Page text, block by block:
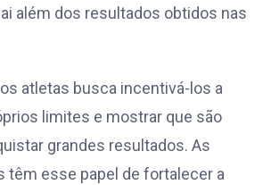
além dos resultados obtidos nas
atletas busca incentivá-los a
limites e mostrar que são
grandes resultados. As
têm esse papel de fortalecer a